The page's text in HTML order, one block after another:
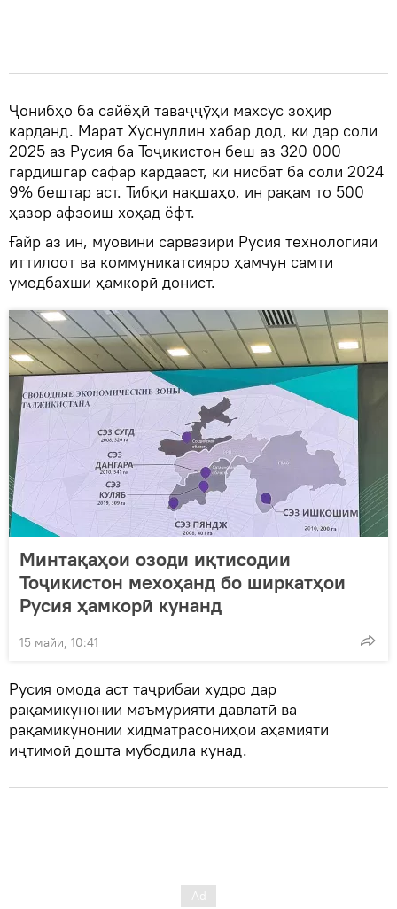
Ҷонибҳо ба сайёҳӣ таваҷҷӯҳи махсус зоҳир
карданд. Марат Хуснуллин хабар дод, ки дар соли
2025 аз Русия ба Тоҷикистон беш аз 320 000
гардишгар сафар кардааст, ки нисбат ба соли 2024
9% бештар аст. Тибқи нақшаҳо, ин рақам то 500
ҳазор афзоиш хоҳад ёфт.
Ғайр аз ин, муовини сарвазири Русия технологияи
иттилоот ва коммуникатсияро ҳамчун самти
умедбахши ҳамкорӣ донист.
Минтақаҳои озоди иқтисодии
Тоҷикистон мехоҳанд бо ширкатҳои
Русия ҳамкорӣ кунанд
15 майи, 10:41
Русия омода аст таҷрибаи худро дар
рақамикунонии маъмурияти давлатӣ ва
рақамикунонии хидматрасониҳои аҳамияти
иҷтимоӣ дошта мубодила кунад.